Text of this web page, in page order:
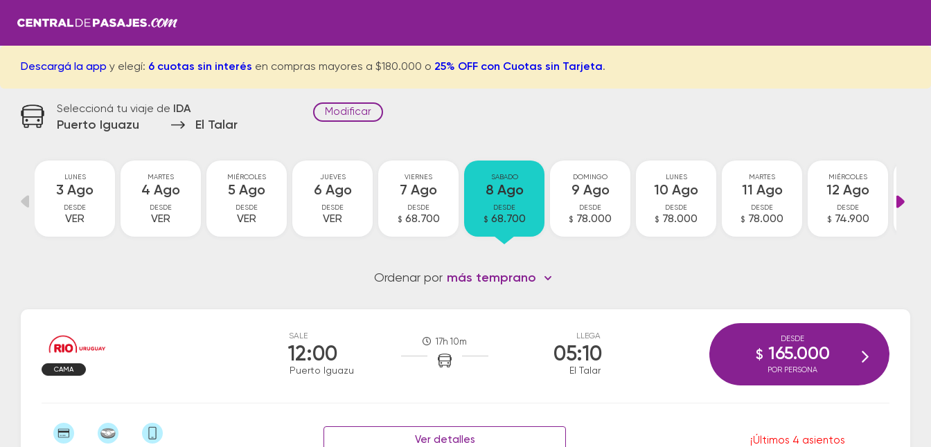
Descargá la app y elegí: 6 cuotas sin interés en compras mayores a $180.000 o 25% OFF con Cuotas sin Tarjeta.
Seleccioná tu viaje de IDA
Puerto Iguazu El Talar
Modificar
LUNES
3 Ago
DESDE
VER
MARTES
4 Ago
DESDE
VER
MIÉRCOLES
5 Ago
DESDE
VER
JUEVES
6 Ago
DESDE
VER
VIERNES
7 Ago
DESDE
$ 68.700
SABADO
8 Ago
DESDE
$ 68.700
DOMINGO
9 Ago
DESDE
$ 78.000
LUNES
10 Ago
DESDE
$ 78.000
MARTES
11 Ago
DESDE
$ 78.000
MIÉRCOLES
12 Ago
DESDE
$ 74.900
Ordenar por más temprano
SALE
12:00
Puerto Iguazu
17h 10m
LLEGA
05:10
El Talar
CAMA
Ver detalles
¡Últimos 4 asientos
DESDE
$ 165.000
POR PERSONA